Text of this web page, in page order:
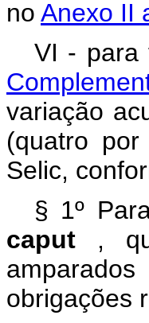
no Anexo II
VI - para
variação
(quatro
Selic,
§ 1º
caput ,
amparados
obrigações